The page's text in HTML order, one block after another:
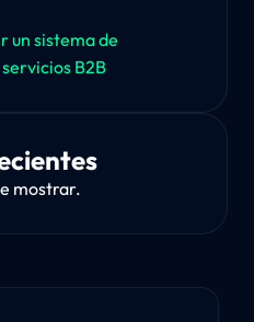
un sistema de
B2B
mostrar.